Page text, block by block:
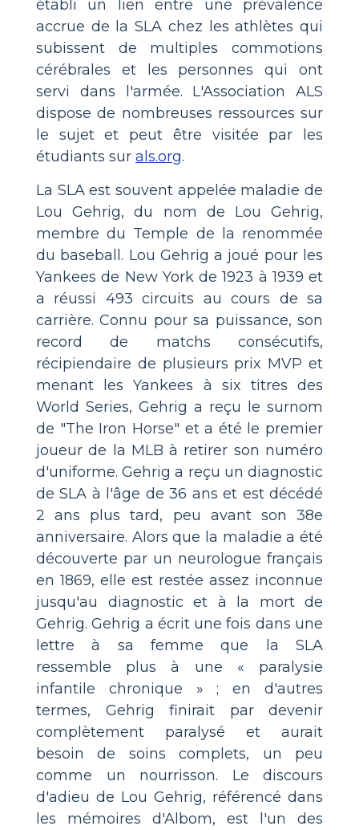
établi un lien entre une prévalence
accrue de la SLA chez les athlètes qui
subissent de multiples commotions
cérébrales et les personnes qui ont
servi dans l'armée. L'Association ALS
dispose de nombreuses ressources sur
le sujet et peut être visitée par les
étudiants sur als.org.
La SLA est souvent appelée maladie de
Lou Gehrig, du nom de Lou Gehrig,
membre du Temple de la renommée
du baseball. Lou Gehrig a joué pour les
Yankees de New York de 1923 à 1939 et
a réussi 493 circuits au cours de sa
carrière. Connu pour sa puissance, son
record de matchs consécutifs,
récipiendaire de plusieurs prix MVP et
menant les Yankees à six titres des
World Series, Gehrig a reçu le surnom
de "The Iron Horse" et a été le premier
joueur de la MLB à retirer son numéro
d'uniforme. Gehrig a reçu un diagnostic
de SLA à l'âge de 36 ans et est décédé
2 ans plus tard, peu avant son 38e
anniversaire. Alors que la maladie a été
découverte par un neurologue français
en 1869, elle est restée assez inconnue
jusqu'au diagnostic et à la mort de
Gehrig. Gehrig a écrit une fois dans une
lettre à sa femme que la SLA
ressemble plus à une « paralysie
infantile chronique » ; en d'autres
termes, Gehrig finirait par devenir
complètement paralysé et aurait
besoin de soins complets, un peu
comme un nourrisson. Le discours
d'adieu de Lou Gehrig, référencé dans
les mémoires d'Albom, est l'un des